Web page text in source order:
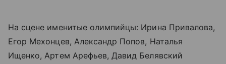
На сцене именитые олимпийцы: Ирина Привалова,
Егор Мехонцев, Александр Попов, Наталья
Ищенко, Артем Арефьев, Давид Белявский